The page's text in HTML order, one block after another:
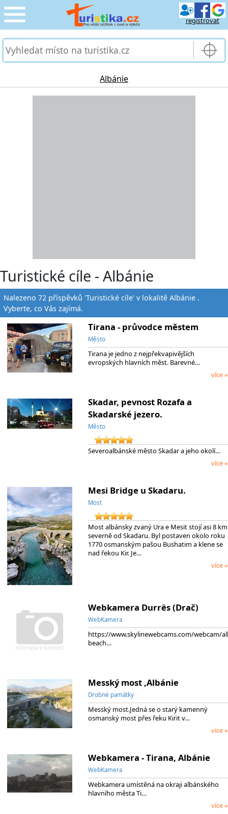
registrovat
CESTOVÁNÍ
PRO TURISTY
Albánie
Turistické cíle - Albánie
Nalezeno 72 příspěvků 'Turistické cíle' v lokalitě Albánie .
Vyberte, co Vás zajímá.
Tirana - průvodce městem
Město
Tirana je jedno z nejpřekvapivějších
evropských hlavních měst. Barevné…
více »
Skadar, pevnost Rozafa a
Skadarské jezero.
Město
Severoalbánské město Skadar a jeho okolí…
více »
Mesi Bridge u Skadaru.
Most
Most albánsky zvaný Ura e Mesit stojí asi 8 km
severně od Skadaru. Byl postaven okolo roku
1770 osmanským pašou Bushatim a klene se
nad řekou Kir. Je…
více »
Webkamera Durrës (Drač)
WebKamera
https://www.skylinewebcams.com/webcam/
beach…
Messký most ,Albánie
Drobné památky
Messký most.Jedná se o starý kamenný
osmanský most přes řeku Kirit v…
více »
Webkamera - Tirana, Albánie
WebKamera
Webkamera umístěná na okraji albánského
hlavního města Ti…
více »